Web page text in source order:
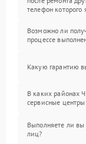
телефон которого
Возможно ли
процессе
Какую гарантию
В каких районах
сервисные
Выполняете ли
лиц?